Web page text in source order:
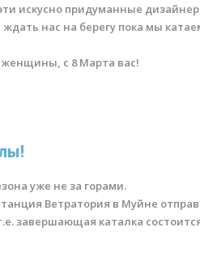
искусно придуманные
ждать нас на берегу пока мы
с 8 Марта вас!
уже не за горами.
Ветратория в Муйне
завершающая каталка